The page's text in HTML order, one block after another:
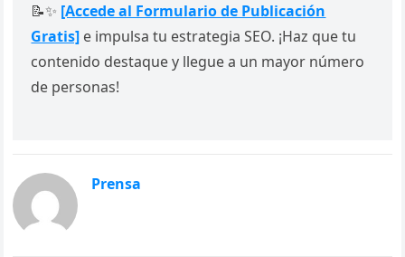
📝✨ [Accede al Formulario de Publicación
Gratis] e impulsa tu estrategia SEO. ¡Haz que tu
contenido destaque y llegue a un mayor número
de personas!
Prensa